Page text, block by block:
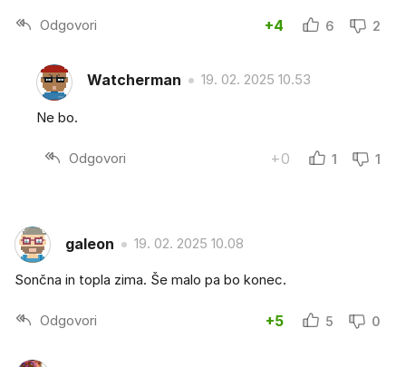
Odgovori +4 6 2
Watcherman 19. 02. 2025 10.53
Ne bo.
Odgovori +0 1 1
galeon 19. 02. 2025 10.08
Sončna in topla zima. Še malo pa bo konec.
Odgovori +5 5 0